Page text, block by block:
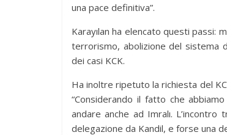
una pace definitiva”.
Karayılan ha elencato questi passi:
terrorismo, abolizione del sistema
dei casi KCK.
Ha inoltre ripetuto la richiesta del
“Considerando il fatto che
andare anche ad Imralı.
delegazione da Kandil, e forse una